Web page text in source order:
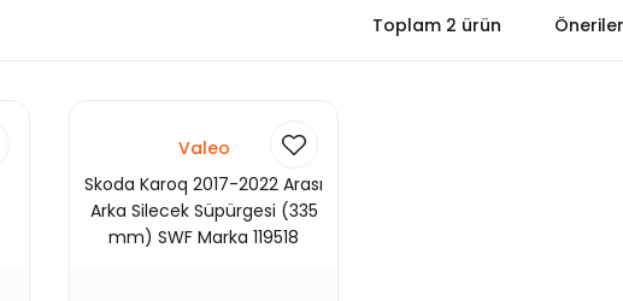
Toplam 2 ürün
Valeo
Skoda Karoq 2017-2022 Arası
Arka Silecek Süpürgesi (335
mm) SWF Marka 119518